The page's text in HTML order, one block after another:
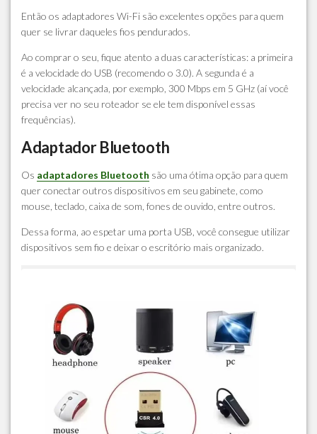
Então os adaptadores Wi-Fi são excelentes opções para quem
quer se livrar daqueles fios pendurados.
Ao comprar o seu, fique atento a duas características: a primeira
é a velocidade do USB (recomendo o 3.0). A segunda é a
velocidade alcançada, por exemplo, 300 Mbps em 5 GHz (aí você
precisa ver no seu roteador se ele tem disponível essas
frequências).
Adaptador Bluetooth
Os adaptadores Bluetooth são uma ótima opção para quem
quer conectar outros dispositivos em seu gabinete, como
mouse, teclado, caixa de som, fones de ouvido, entre outros.
Dessa forma, ao espetar uma porta USB, você consegue utilizar
dispositivos sem fio e deixar o escritório mais organizado.